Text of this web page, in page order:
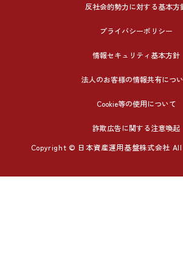
反社会的勢力に対する基本方
プライバシーポリシー
情報セキュリティ基本方針
法人のお客様の情報共有につ
Cookie等の使用について
詐欺広告に関する注意喚起
Copyright © 日本資産運用基盤株式会社